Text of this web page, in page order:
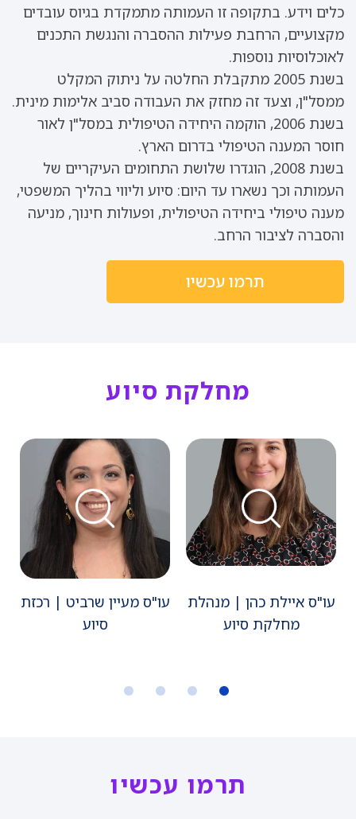
כלים וידע. בתקופה זו העמותה מתמקדת בגיוס עובדים
מקצועיים, הרחבת פעילות ההסברה והנגשת התכנים
לאוכלוסיות נוספות.
בשנת 2005 מתקבלת החלטה על ניתוק המקלט
ממסל"ן, וצעד זה מחזק את העבודה סביב אלימות מינית.
בשנת 2006, הוקמה היחידה הטיפולית במסל"ן לאור
חוסר המענה הטיפולי בדרום הארץ.
בשנת 2008, הוגדרו שלושת התחומים העיקריים של
העמותה וכך נשארו עד היום: סיוע וליווי בהליך המשפטי,
מענה טיפולי ביחידה הטיפולית, ופעולות חינוך, מניעה
והסברה לציבור הרחב.
תרמו עכשיו
מחלקת סיוע
עו"ס איילת כהן | מנהלת
מחלקת סיוע
עו"ס מעיין שרביט | רכזת
סיוע
תרמו עכשיו